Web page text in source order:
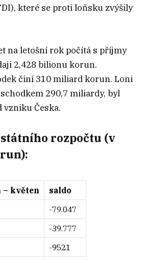
které se proti loňsku zvýšily
na letošní rok počítá s příjmy
2,428 bilionu korun.
činí 310 miliard korun. Loni
290,7 miliardy, byl
Česka.
rozpočtu (v
– květen
saldo
-79.047
-39.777
-9521